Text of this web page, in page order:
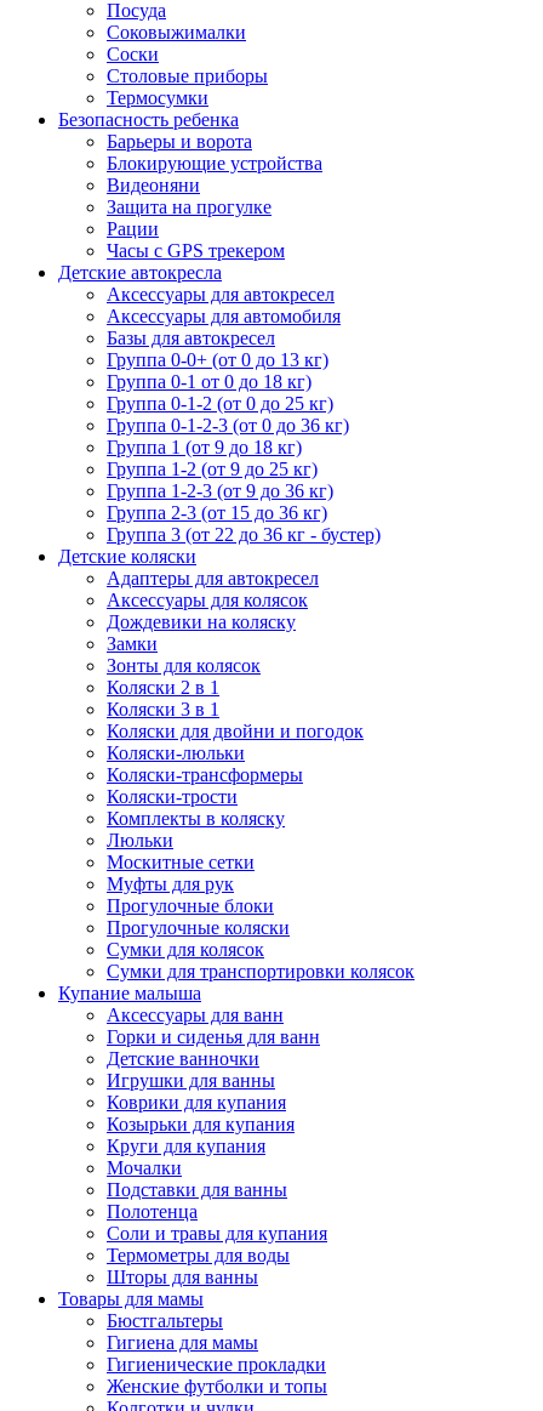
Посуда
Соковыжималки
Соски
Столовые приборы
Термосумки
Безопасность ребенка
Барьеры и ворота
Блокирующие устройства
Видеоняни
Защита на прогулке
Рации
Часы с GPS трекером
Детские автокресла
Аксессуары для автокресел
Аксессуары для автомобиля
Базы для автокресел
Группа 0-0+ (от 0 до 13 кг)
Группа 0-1 от 0 до 18 кг)
Группа 0-1-2 (от 0 до 25 кг)
Группа 0-1-2-3 (от 0 до 36 кг)
Группа 1 (от 9 до 18 кг)
Группа 1-2 (от 9 до 25 кг)
Группа 1-2-3 (от 9 до 36 кг)
Группа 2-3 (от 15 до 36 кг)
Группа 3 (от 22 до 36 кг - бустер)
Детские коляски
Адаптеры для автокресел
Аксессуары для колясок
Дождевики на коляску
Замки
Зонты для колясок
Коляски 2 в 1
Коляски 3 в 1
Коляски для двойни и погодок
Коляски-люльки
Коляски-трансформеры
Коляски-трости
Комплекты в коляску
Люльки
Москитные сетки
Муфты для рук
Прогулочные блоки
Прогулочные коляски
Сумки для колясок
Сумки для транспортировки колясок
Купание малыша
Аксессуары для ванн
Горки и сиденья для ванн
Детские ванночки
Игрушки для ванны
Коврики для купания
Козырьки для купания
Круги для купания
Мочалки
Подставки для ванны
Полотенца
Соли и травы для купания
Термометры для воды
Шторы для ванны
Товары для мамы
Бюстгальтеры
Гигиена для мамы
Гигиенические прокладки
Женские футболки и топы